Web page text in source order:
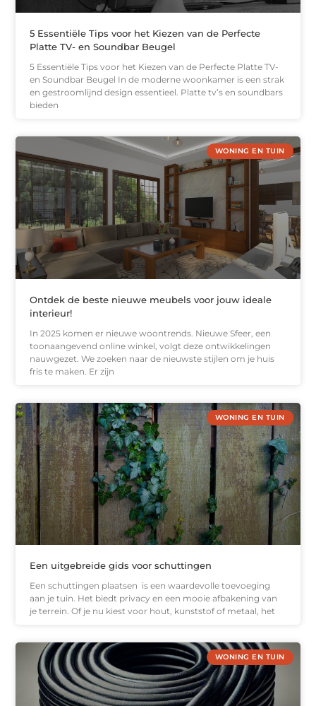
5 Essentiële Tips voor het Kiezen van de Perfecte
Platte TV- en Soundbar Beugel
5 Essentiële Tips voor het Kiezen van de Perfecte Platte TV-
en Soundbar Beugel In de moderne woonkamer is een strak
en gestroomlijnd design essentieel. Platte tv’s en soundbars
bieden
WONING EN TUIN
Ontdek de beste nieuwe meubels voor jouw ideale
interieur!
In 2025 komen er nieuwe woontrends. Nieuwe Sfeer, een
toonaangevend online winkel, volgt deze ontwikkelingen
nauwgezet. We zoeken naar de nieuwste stijlen om je huis
fris te maken. Er zijn
WONING EN TUIN
Een uitgebreide gids voor schuttingen
Een schuttingen plaatsen is een waardevolle toevoeging
aan je tuin. Het biedt privacy en een mooie afbakening van
je terrein. Of je nu kiest voor hout, kunststof of metaal, het
WONING EN TUIN